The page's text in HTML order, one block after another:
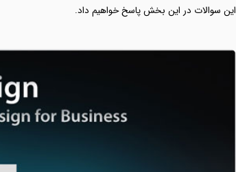
این سوالات در این بخش پاسخ خواهیم داد.